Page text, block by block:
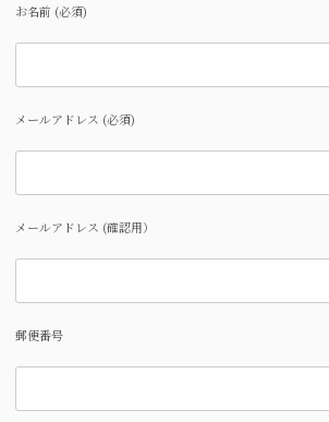
お名前 (必須)
メールアドレス (必須)
メールアドレス (確認用）
郵便番号